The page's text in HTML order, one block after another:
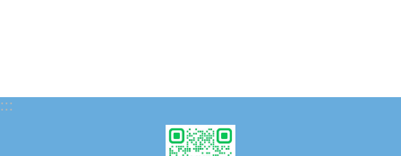
:::